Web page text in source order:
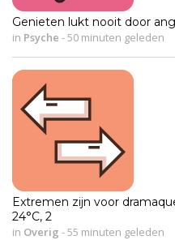
Genieten lukt nooit door
in Psyche -50 minuten geleden
Extremen zijn voor
24°C, 2
in Overig -55 minuten geleden